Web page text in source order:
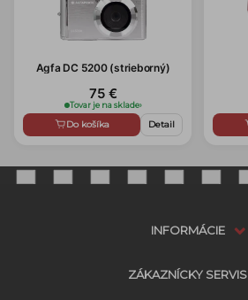
Agfa DC 5200 (strieborný)
75 €
Tovar je na sklade›
Do košíka Detail
INFORMÁCIE
ZÁKAZNÍCKY SERVIS